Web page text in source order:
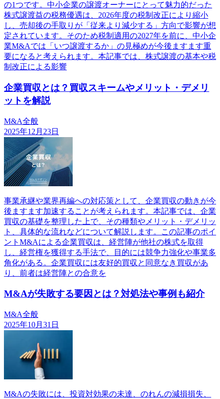
の1つです。中小企業の譲渡オーナーにとって魅力的だった
株式譲渡益の税務優遇は、2026年度の税制改正により縮小
し、売却後の手取りが「従来より減少する」方向で影響が想
定されています。そのため税制適用の2027年を前に、中小企
業M&Aでは「いつ譲渡するか」の見極めが今後ますます重
要になると考えられます。本記事では、株式譲渡の基本や税
制改正による影響
企業買収とは？買収スキームやメリット・デメリ
ットを解説
M&A全般
2025年12月23日
事業承継や業界再編への対応策として、企業買収の動きが今
後ますます加速することが考えられます。本記事では、企業
買収の基礎を整理した上で、その種類やメリット・デメリッ
ト、具体的な流れなどについて解説します。この記事のポイ
ントM&Aによる企業買収は、経営陣が他社の株式を取得
し、経営権を獲得する手法で、目的には競争力強化や事業多
角化がある。企業買収には友好的買収と同意なき買収があ
り、前者は経営陣との合意を
M&Aが失敗する要因とは？対処法や事例も紹介
M&A全般
2025年10月31日
M&Aの失敗には、投資対効果の未達、のれんの減損損失、